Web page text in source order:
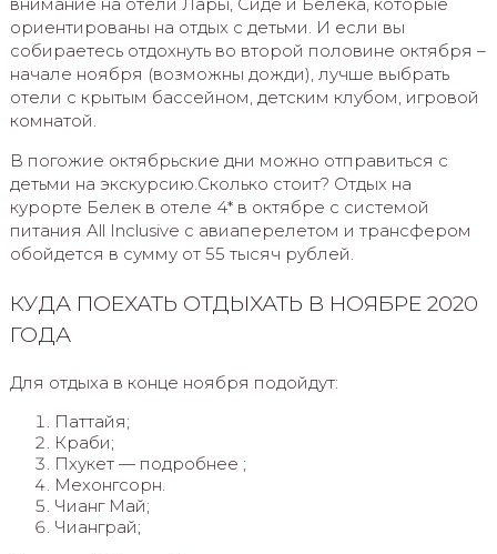
внимание на отели Лары, Сиде и Белека, которые
ориентированы на отдых с детьми. И если вы
собираетесь отдохнуть во второй половине октября –
начале ноября (возможны дожди), лучше выбрать
отели с крытым бассейном, детским клубом, игровой
комнатой.
В погожие октябрьские дни можно отправиться с
детьми на экскурсию.Сколько стоит? Отдых на
курорте Белек в отеле 4* в октябре с системой
питания All Inclusive с авиаперелетом и трансфером
обойдется в сумму от 55 тысяч рублей.
КУДА ПОЕХАТЬ ОТДЫХАТЬ В НОЯБРЕ 2020
ГОДА
Для отдыха в конце ноября подойдут:
Паттайя;
Краби;
Пхукет — подробнее ;
Мехонгсорн.
Чианг Май;
Чианграй;